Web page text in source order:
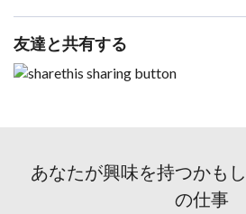
友達と共有する
あなたが興味を持つかも
の仕事